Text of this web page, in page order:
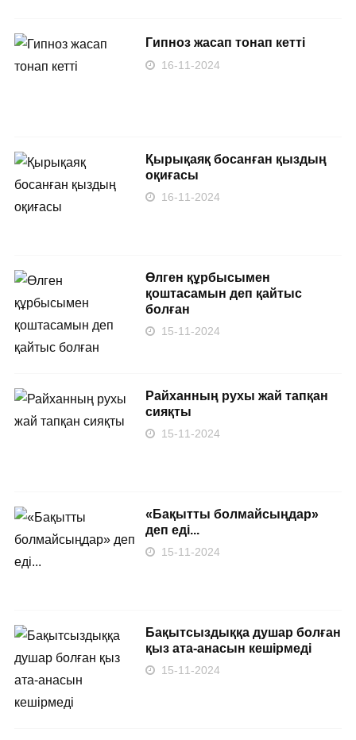
Гипноз жасап тонап кетті
16-11-2024
Қырықаяқ босанған қыздың
оқиғасы
16-11-2024
Өлген құрбысымен
қоштасамын деп қайтыс
болған
15-11-2024
Райханның рухы жай тапқан
сияқты
15-11-2024
«Бақытты болмайсыңдар»
деп еді...
15-11-2024
Бақытсыздыққа душар болған
қыз ата-анасын кешірмеді
15-11-2024